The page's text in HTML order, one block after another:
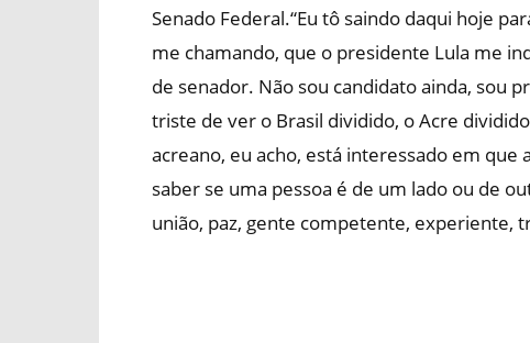
Senado Federal.“Eu tô saindo daqui hoje
me chamando, que o presidente Lula me
de senador. Não sou candidato ainda, sou
triste de ver o Brasil dividido, o Acre
acreano, eu acho, está interessado em que
saber se uma pessoa é de um lado ou de
união, paz, gente competente, experiente,